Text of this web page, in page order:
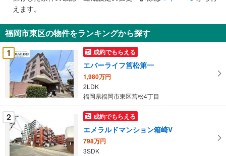
知
を
受
け
取
る
・
件
を
イ
えます。
福岡市東区の物件をランキングから探す
1
成約でもらえる
エバーライフ筥松第一
1,980万円
2LDK
福岡県福岡市東区筥松4丁目
2 成約でもらえる
エメラルドマンション箱崎V
798万円
3SDK